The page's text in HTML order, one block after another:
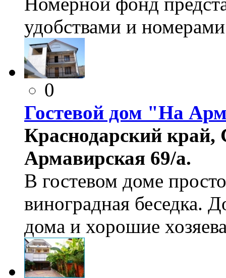
удобствами и
0
Гостевой дом "На
Краснодарский
Армавирская 69/а.
В гостевом доме
виноградная беседка.
дома и хорошие